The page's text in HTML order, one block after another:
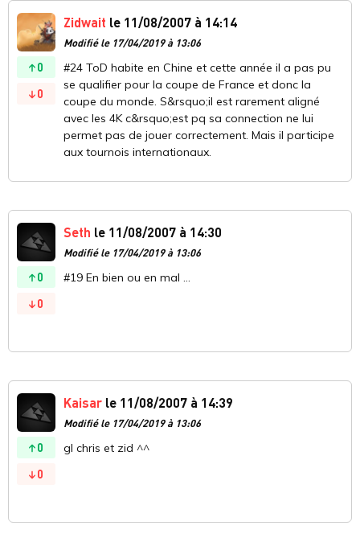
0
0
Zidwait le 11/08/2007 à 14:14
Modifié le 17/04/2019 à 13:06
#24 ToD habite en Chine et cette année il a pas pu
se qualifier pour la coupe de France et donc la
coupe du monde. S&rsquo;il est rarement aligné
avec les 4K c&rsquo;est pq sa connection ne lui
permet pas de jouer correctement. Mais il participe
aux tournois internationaux.
0
0
Seth le 11/08/2007 à 14:30
Modifié le 17/04/2019 à 13:06
#19 En bien ou en mal ...
0
0
Kaisar le 11/08/2007 à 14:39
Modifié le 17/04/2019 à 13:06
gl chris et zid ^^